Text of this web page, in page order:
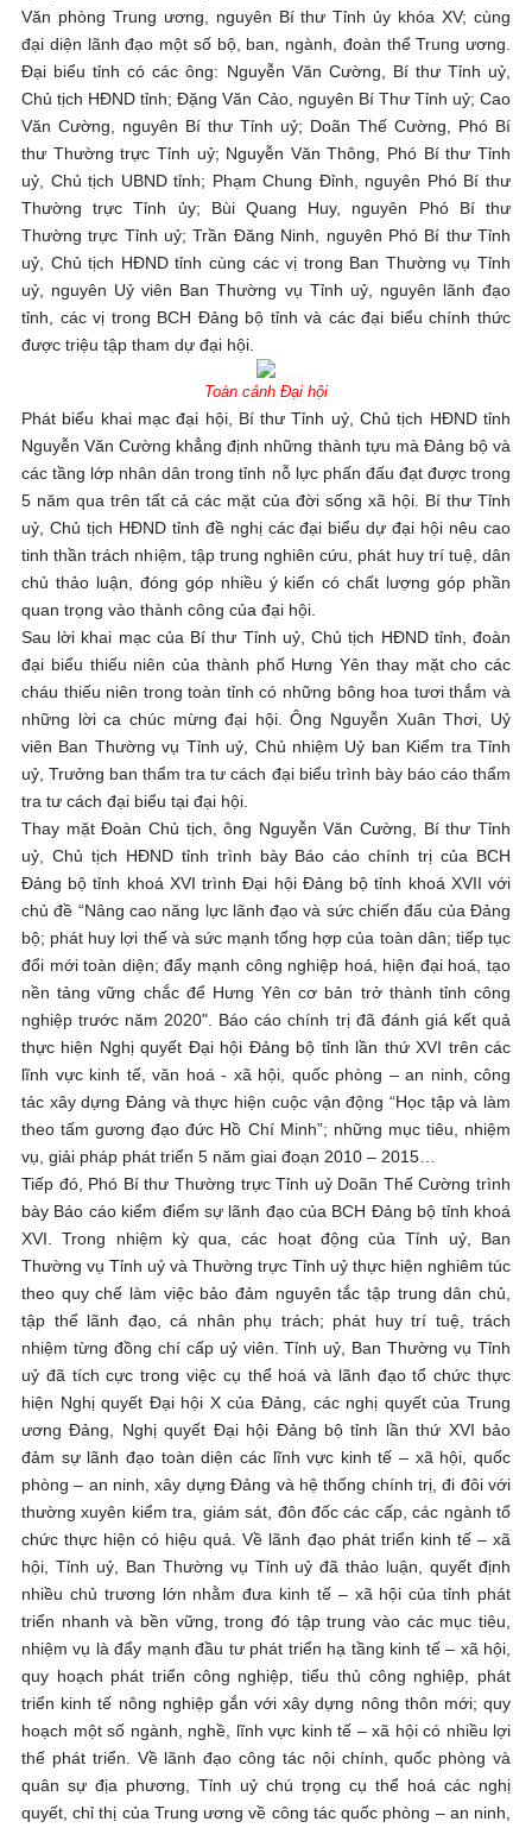
Văn phòng Trung ương, nguyên Bí thư Tỉnh ủy khóa XV; cùng
đại diện lãnh đạo một số bộ, ban, ngành, đoàn thể Trung ương.
Đại biểu tỉnh có các ông: Nguyễn Văn Cường, Bí thư Tỉnh uỷ,
Chủ tịch HĐND tỉnh; Đặng Văn Cảo, nguyên Bí Thư Tỉnh uỷ; Cao
Văn Cường, nguyên Bí thư Tỉnh uỷ; Doãn Thế Cường, Phó Bí
thư Thường trực Tỉnh uỷ; Nguyễn Văn Thông, Phó Bí thư Tỉnh
uỷ, Chủ tịch UBND tỉnh; Phạm Chung Đỉnh, nguyên Phó Bí thư
Thường trực Tỉnh ủy; Bùi Quang Huy, nguyên Phó Bí thư
Thường trực Tỉnh uỷ; Trần Đăng Ninh, nguyên Phó Bí thư Tỉnh
uỷ, Chủ tịch HĐND tỉnh cùng các vị trong Ban Thường vụ Tỉnh
uỷ, nguyên Uỷ viên Ban Thường vụ Tỉnh uỷ, nguyên lãnh đạo
tỉnh, các vị trong BCH Đảng bộ tỉnh và các đại biểu chính thức
được triệu tập tham dự đại hội.
Toàn cảnh Đại hội
Phát biểu khai mạc đại hội, Bí thư Tỉnh uỷ, Chủ tịch HĐND tỉnh
Nguyễn Văn Cường khẳng định những thành tựu mà Đảng bộ và
các tầng lớp nhân dân trong tỉnh nỗ lực phấn đấu đạt được trong
5 năm qua trên tất cả các mặt của đời sống xã hội. Bí thư Tỉnh
uỷ, Chủ tịch HĐND tỉnh đề nghị các đại biểu dự đại hội nêu cao
tinh thần trách nhiệm, tập trung nghiên cứu, phát huy trí tuệ, dân
chủ thảo luận, đóng góp nhiều ý kiến có chất lượng góp phần
quan trọng vào thành công của đại hội.
Sau lời khai mạc của Bí thư Tỉnh uỷ, Chủ tịch HĐND tỉnh, đoàn
đại biểu thiếu niên của thành phố Hưng Yên thay mặt cho các
cháu thiếu niên trong toàn tỉnh có những bông hoa tươi thắm và
những lời ca chúc mừng đại hội. Ông Nguyễn Xuân Thơi, Uỷ
viên Ban Thường vụ Tỉnh uỷ, Chủ nhiệm Uỷ ban Kiểm tra Tỉnh
uỷ, Trưởng ban thẩm tra tư cách đại biểu trình bày báo cáo thẩm
tra tư cách đại biểu tại đại hội.
Thay mặt Đoàn Chủ tịch, ông Nguyễn Văn Cường, Bí thư Tỉnh
uỷ, Chủ tịch HĐND tỉnh trình bày Báo cáo chính trị của BCH
Đảng bộ tỉnh khoá XVI trình Đại hội Đảng bộ tỉnh khoá XVII với
chủ đề “Nâng cao năng lực lãnh đạo và sức chiến đấu của Đảng
bộ; phát huy lợi thế và sức mạnh tổng hợp của toàn dân; tiếp tục
đổi mới toàn diện; đẩy mạnh công nghiệp hoá, hiện đại hoá, tạo
nền tảng vững chắc để Hưng Yên cơ bản trở thành tỉnh công
nghiệp trước năm 2020". Báo cáo chính trị đã đánh giá kết quả
thực hiện Nghị quyết Đại hội Đảng bộ tỉnh lần thứ XVI trên các
lĩnh vực kinh tế, văn hoá - xã hội, quốc phòng – an ninh, công
tác xây dựng Đảng và thực hiện cuộc vận động “Học tập và làm
theo tấm gương đạo đức Hồ Chí Minh”; những mục tiêu, nhiệm
vụ, giải pháp phát triển 5 năm giai đoạn 2010 – 2015…
Tiếp đó, Phó Bí thư Thường trực Tỉnh uỷ Doãn Thế Cường trình
bày Báo cáo kiểm điểm sự lãnh đạo của BCH Đảng bộ tỉnh khoá
XVI. Trong nhiệm kỳ qua, các hoạt động của Tỉnh uỷ, Ban
Thường vụ Tỉnh uỷ và Thường trực Tỉnh uỷ thực hiện nghiêm túc
theo quy chế làm việc bảo đảm nguyên tắc tập trung dân chủ,
tập thể lãnh đạo, cá nhân phụ trách; phát huy trí tuệ, trách
nhiệm từng đồng chí cấp uỷ viên. Tỉnh uỷ, Ban Thường vụ Tỉnh
uỷ đã tích cực trong việc cụ thể hoá và lãnh đạo tổ chức thực
hiện Nghị quyết Đại hội X của Đảng, các nghị quyết của Trung
ương Đảng, Nghị quyết Đại hội Đảng bộ tỉnh lần thứ XVI bảo
đảm sự lãnh đạo toàn diện các lĩnh vực kinh tế – xã hội, quốc
phòng – an ninh, xây dựng Đảng và hệ thống chính trị, đi đôi với
thường xuyên kiểm tra, giám sát, đôn đốc các cấp, các ngành tổ
chức thực hiện có hiệu quả. Về lãnh đạo phát triển kinh tế – xã
hội, Tỉnh uỷ, Ban Thường vụ Tỉnh uỷ đã thảo luận, quyết định
nhiều chủ trương lớn nhằm đưa kinh tế – xã hội của tỉnh phát
triển nhanh và bền vững, trong đó tập trung vào các mục tiêu,
nhiệm vụ là đẩy mạnh đầu tư phát triển hạ tầng kinh tế – xã hội,
quy hoạch phát triển công nghiệp, tiểu thủ công nghiệp, phát
triển kinh tế nông nghiệp gắn với xây dựng nông thôn mới; quy
hoạch một số ngành, nghề, lĩnh vực kinh tế – xã hội có nhiều lợi
thế phát triển. Về lãnh đạo công tác nội chính, quốc phòng và
quân sự địa phương, Tỉnh uỷ chú trọng cụ thể hoá các nghị
quyết, chỉ thị của Trung ương về công tác quốc phòng – an ninh,